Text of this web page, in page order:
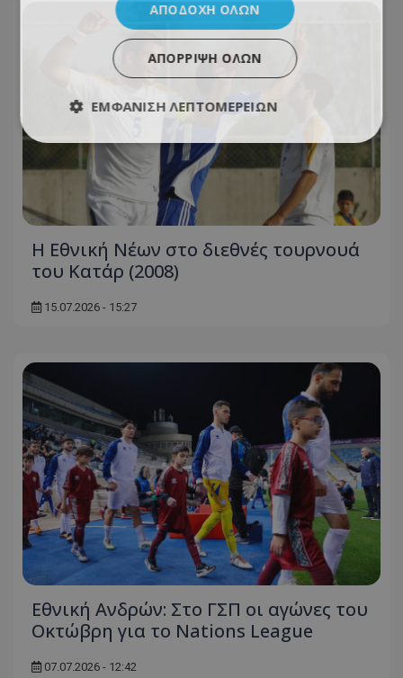
Η Εθνική Νέων στο διεθνές τουρνουά
του Κατάρ (2008)
15.07.2026 - 15:27
Εθνική Ανδρών: Στο ΓΣΠ οι αγώνες του
Οκτώβρη για το Nations League
07.07.2026 - 12:42
ΑΠΟΔΟΧΉ ΌΛΩΝ
ΑΠΌΡΡΙΨΗ ΌΛΩΝ
ΕΜΦΆΝΙΣΗ ΛΕΠΤΟΜΕΡΕΙΏΝ